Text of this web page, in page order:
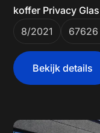
koffer Privacy
8/2021
Bekijk details